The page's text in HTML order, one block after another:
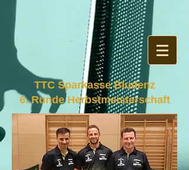
TTC Sparkasse Bludenz
6. Runde Herbstmeisterschaft